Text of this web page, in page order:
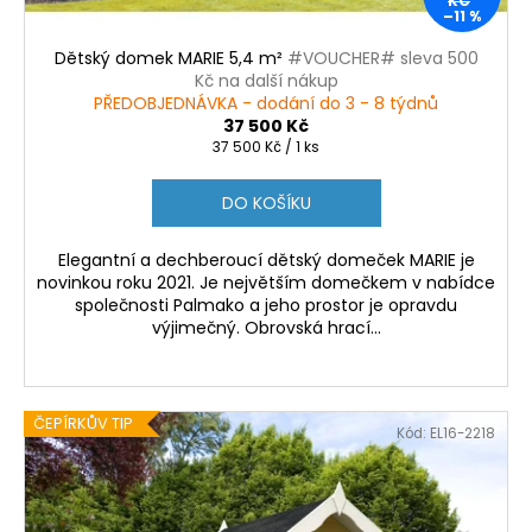
–11 %
Dětský domek MARIE 5,4 m² #VOUCHER# sleva 500
Kč na další nákup
PŘEDOBJEDNÁVKA - dodání do 3 - 8 týdnů
37 500 Kč
Měrná
37 500 Kč / 1 ks
DO KOŠÍKU
Elegantní a dechberoucí dětský domeček MARIE je
novinkou roku 2021. Je největším domečkem v nabídce
společnosti Palmako a jeho prostor je opravdu
výjimečný. Obrovská hrací...
ČEPÍRKŮV TIP Kód: EL16-2218